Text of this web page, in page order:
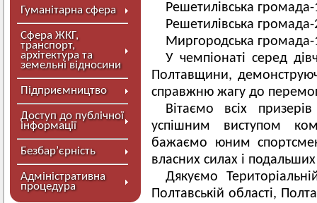
Гуманітарна сфера
Сфера ЖКГ,
транспорт,
архітектура та
земельні відносини
Підприємництво
Доступ до публічної
інформації
Безбар’єрність
Адміністративна
процедура
Решетилівська громада-
Решетилівська громада-
Миргородська громада-
У чемпіонаті серед
Полтавщини,
справжню жагу до
Вітаємо всіх
успішним виступом
бажаємо юним
власних силах і
Дякуємо
Полтавській області,